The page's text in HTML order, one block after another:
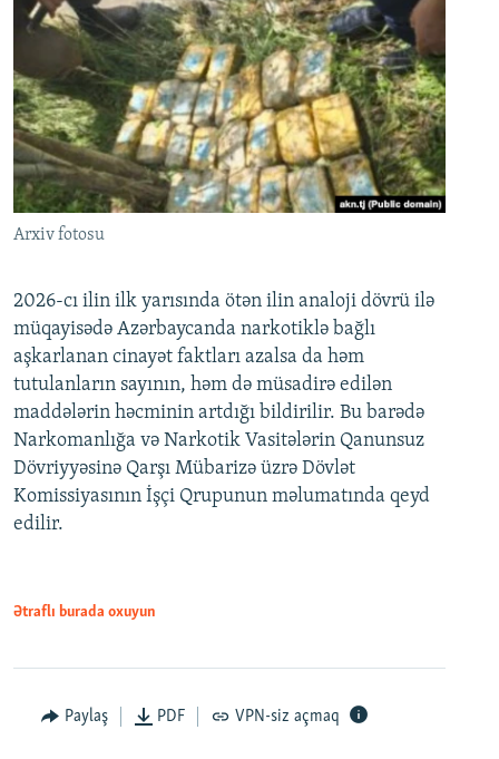
Arxiv fotosu
2026-cı ilin ilk yarısında ötən ilin analoji dövrü ilə
müqayisədə Azərbaycanda narkotiklə bağlı
aşkarlanan cinayət faktları azalsa da həm
tutulanların sayının, həm də müsadirə edilən
maddələrin həcminin artdığı bildirilir. Bu barədə
Narkomanlığa və Narkotik Vasitələrin Qanunsuz
Dövriyyəsinə Qarşı Mübarizə üzrə Dövlət
Komissiyasının İşçi Qrupunun məlumatında qeyd
edilir.
Ətraflı burada oxuyun
Paylaş PDF VPN-siz açmaq